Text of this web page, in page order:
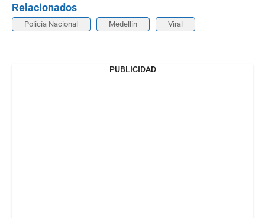
Relacionados
Policía Nacional Medellín Viral
PUBLICIDAD